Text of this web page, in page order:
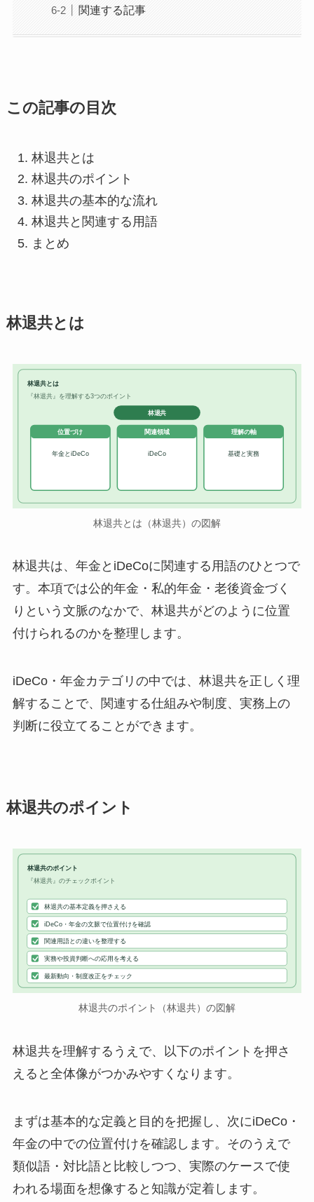
関連する記事
この記事の目次
林退共とは
林退共のポイント
林退共の基本的な流れ
林退共と関連する用語
まとめ
林退共とは
林退共とは
『林退共』を理解する3つのポイント
林退共
位置づけ
年金とiDeCo
関連領域
iDeCo
理解の軸
基礎と実務
林退共とは（林退共）の図解
林退共は、年金とiDeCoに関連する用語のひとつで
す。本項では公的年金・私的年金・老後資金づく
りという文脈のなかで、林退共がどのように位置
付けられるのかを整理します。
iDeCo・年金カテゴリの中では、林退共を正しく理
解することで、関連する仕組みや制度、実務上の
判断に役立てることができます。
林退共のポイント
林退共のポイント
『林退共』のチェックポイント
林退共の基本定義を押さえる
iDeCo・年金の文脈で位置付けを確認
関連用語との違いを整理する
実務や投資判断への応用を考える
最新動向・制度改正をチェック
林退共のポイント（林退共）の図解
林退共を理解するうえで、以下のポイントを押さ
えると全体像がつかみやすくなります。
まずは基本的な定義と目的を把握し、次にiDeCo・
年金の中での位置付けを確認します。そのうえで
類似語・対比語と比較しつつ、実際のケースで使
われる場面を想像すると知識が定着します。